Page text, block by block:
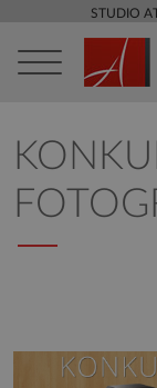
STUDIO